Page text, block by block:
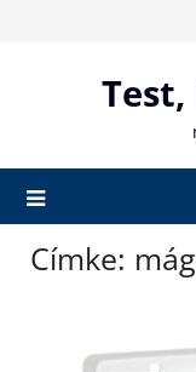
Test,
Címke: